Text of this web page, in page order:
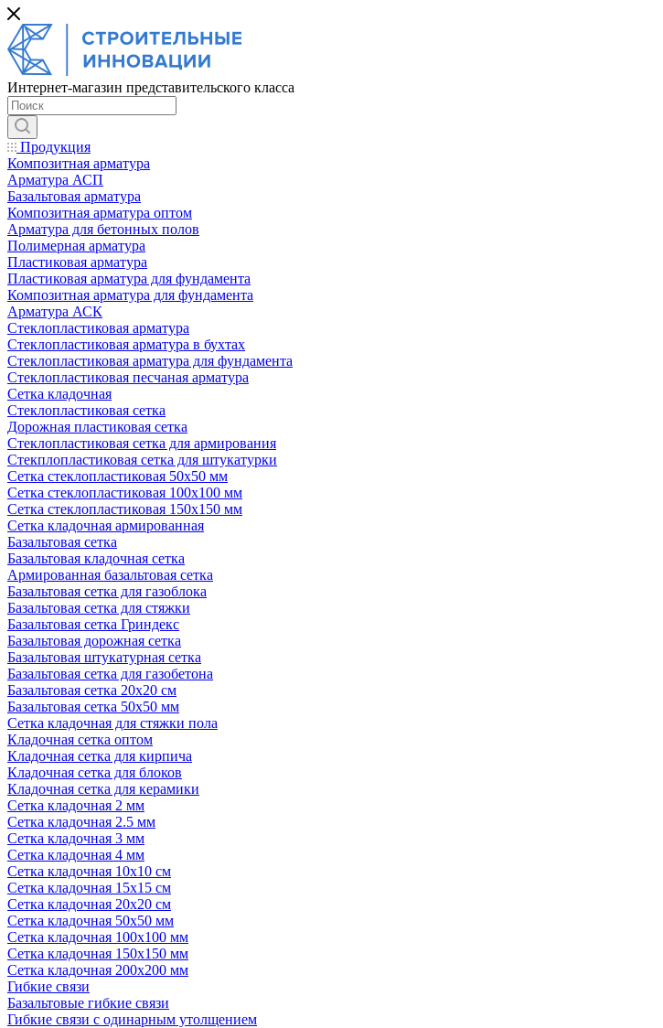
Интернет-магазин представительского класса
Продукция
Композитная арматура
Арматура АСП
Базальтовая арматура
Композитная арматура оптом
Арматура для бетонных полов
Полимерная арматура
Пластиковая арматура
Пластиковая арматура для фундамента
Композитная арматура для фундамента
Арматура АСК
Cтеклопластиковая арматура
Стеклопластиковая арматура в бухтах
Стеклопластиковая арматура для фундамента
Стеклопластиковая песчаная арматура
Сетка кладочная
Стеклопластиковая сетка
Дорожная пластиковая сетка
Стеклопластиковая сетка для армирования
Стекплопластиковая сетка для штукатурки
Сетка стеклопластиковая 50x50 мм
Сетка стеклопластиковая 100x100 мм
Сетка стеклопластиковая 150x150 мм
Сетка кладочная армированная
Базальтовая сетка
Базальтовая кладочная сетка
Армированная базальтовая сетка
Базальтовая сетка для газоблока
Базальтовая сетка для стяжки
Базальтовая сетка Гриндекс
Базальтовая дорожная сетка
Базальтовая штукатурная сетка
Базальтовая сетка для газобетона
Базальтовая сетка 20x20 см
Базальтовая сетка 50x50 мм
Сетка кладочная для стяжки пола
Кладочная сетка оптом
Кладочная сетка для кирпича
Кладочная сетка для блоков
Кладочная сетка для керамики
Сетка кладочная 2 мм
Сетка кладочная 2.5 мм
Сетка кладочная 3 мм
Сетка кладочная 4 мм
Сетка кладочная 10x10 см
Сетка кладочная 15x15 см
Сетка кладочная 20x20 см
Сетка кладочная 50x50 мм
Сетка кладочная 100x100 мм
Сетка кладочная 150x150 мм
Сетка кладочная 200x200 мм
Гибкие связи
Базальтовые гибкие связи
Гибкие связи с одинарным утолщением